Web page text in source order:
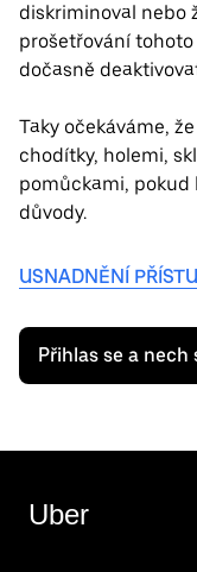
diskriminoval nebo
prošetřování
dočasně
Taky očekáváme,
chodítky, holemi,
pomůckami, pokud
důvody.
USNADNĚNÍ
Přihlas se a
Uber